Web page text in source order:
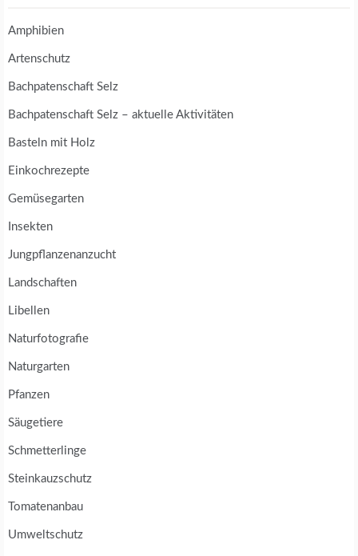
Amphibien
Artenschutz
Bachpatenschaft Selz
Bachpatenschaft Selz – aktuelle Aktivitäten
Basteln mit Holz
Einkochrezepte
Gemüsegarten
Insekten
Jungpflanzenanzucht
Landschaften
Libellen
Naturfotografie
Naturgarten
Pfanzen
Säugetiere
Schmetterlinge
Steinkauzschutz
Tomatenanbau
Umweltschutz